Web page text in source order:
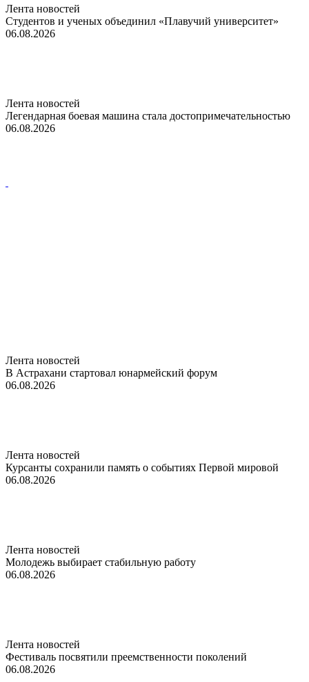
Лента новостей
Студентов и ученых объединил «Плавучий университет»
06.08.2026
Лента новостей
Легендарная боевая машина стала достопримечательностью
06.08.2026
Лента новостей
В Астрахани стартовал юнармейский форум
06.08.2026
Лента новостей
Курсанты сохранили память о событиях Первой мировой
06.08.2026
Лента новостей
Молодежь выбирает стабильную работу
06.08.2026
Лента новостей
Фестиваль посвятили преемственности поколений
06.08.2026